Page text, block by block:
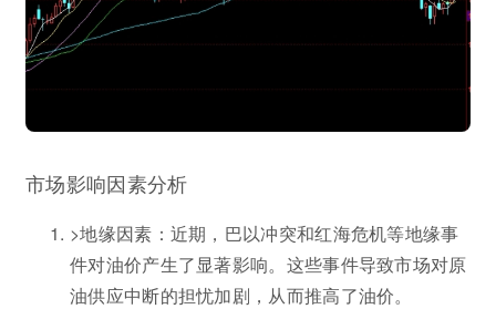
市场影响因素分析
>地缘因素：近期，巴以冲突和红海危机等地缘事
件对油价产生了显著影响。这些事件导致市场对原
油供应中断的担忧加剧，从而推高了油价。